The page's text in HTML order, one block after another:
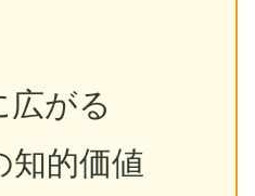
広がる
知的価値